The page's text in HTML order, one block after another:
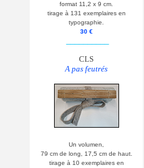
format 11,2 x 9 cm.
tirage à 131 exemplaires en
typographie.
30 €
CLS
A pas feutrés
Un volumen,
79 cm de long, 17,5 cm de haut.
tirage à 10 exemplaires en